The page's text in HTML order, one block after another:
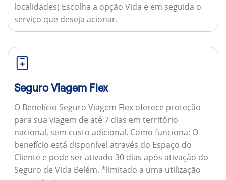
localidades) Escolha a opção Vida e em seguida o
serviço que deseja acionar.
Seguro Viagem Flex
O Benefício Seguro Viagem Flex oferece proteção
para sua viagem de até 7 dias em território
nacional, sem custo adicional. Como funciona: O
benefício está disponível através do Espaço do
Cliente e pode ser ativado 30 dias após ativação do
Seguro de Vida Belém. *limitado a uma utilização